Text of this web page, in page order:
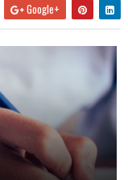
Google+